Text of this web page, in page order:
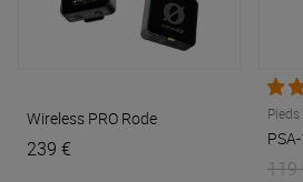
Wireless PRO Rode
239 € PSA-
119